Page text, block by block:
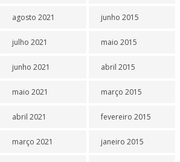
agosto 2021
julho 2021
junho 2021
maio 2021
abril 2021
março 2021
junho 2015
maio 2015
abril 2015
março 2015
fevereiro 2015
janeiro 2015